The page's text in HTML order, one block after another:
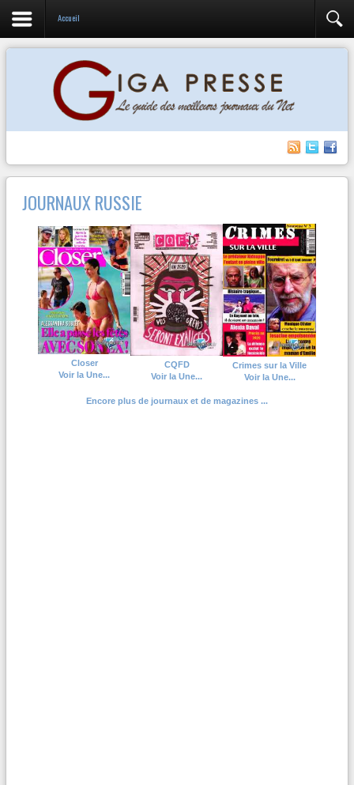
Accueil
JOURNAUX RUSSIE
Closer
Voir la Une...
CQFD
Voir la Une...
Crimes sur la Ville
Voir la Une...
Encore plus de journaux et de magazines ...